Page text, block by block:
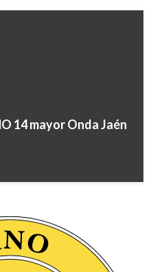
14 mayor Onda Jaén